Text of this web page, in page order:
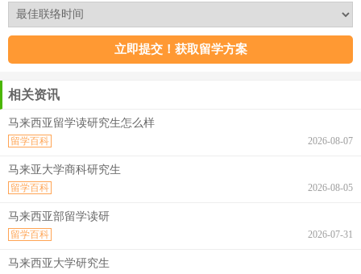
相关资讯
马来西亚留学读研究生怎么样
2026-08-07
留学百科
马来亚大学商科研究生
2026-08-05
留学百科
马来西亚部留学读研
2026-07-31
留学百科
马来西亚大学研究生